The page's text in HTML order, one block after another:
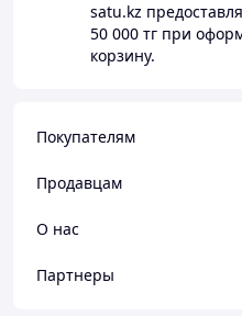
satu.kz
50 000 тг при
корзину.
Покупателям
Продавцам
О нас
Партнеры